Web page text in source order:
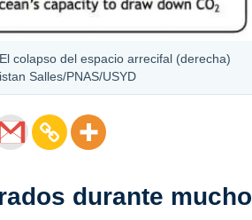
colapso del espacio arrecifal (derecha)
Salles/PNAS/USYD
durante mucho